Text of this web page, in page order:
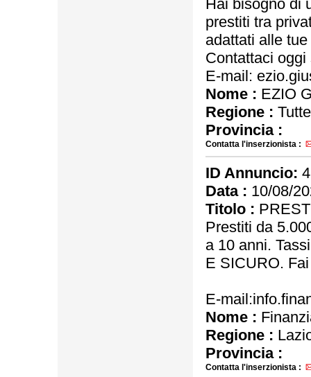
Hai bisogno di
prestiti tra
adattati alle
Contattaci
E-mail:
Nome : EZIO
Regione :
Provincia :
Contatta l'inserzionista :
ID Annuncio:
Data : 10/08/
Titolo :
Prestiti da
a 10 anni.
E SICURO.
E-
Nome :
Regione :
Provincia :
Contatta l'inserzionista :